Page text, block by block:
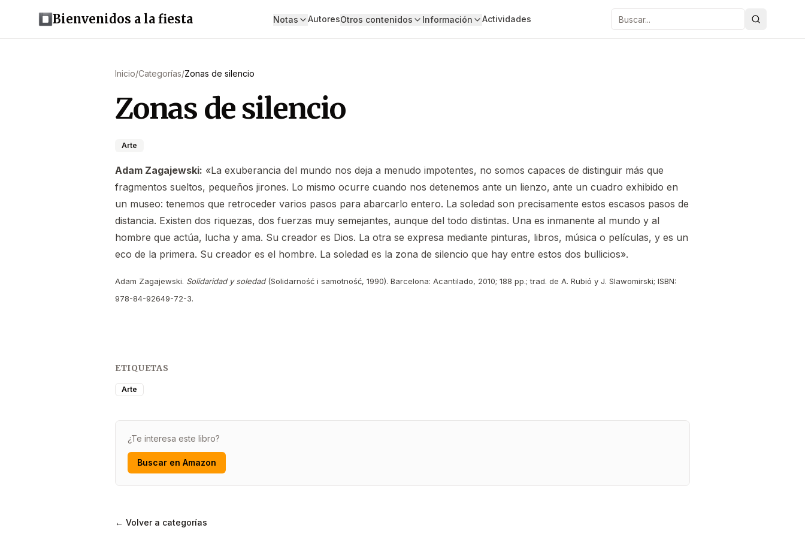
Bienvenidos a la fiesta Notas AutoresOtros contenidos Información Actividades Buscar
Inicio/Categorías/Zonas de silencio
Zonas de silencio
Arte
Adam Zagajewski: «La exuberancia del mundo nos deja a menudo impotentes, no somos capaces de distinguir más que
fragmentos sueltos, pequeños jirones. Lo mismo ocurre cuando nos detenemos ante un lienzo, ante un cuadro exhibido en
un museo: tenemos que retroceder varios pasos para abarcarlo entero. La soledad son precisamente estos escasos pasos de
distancia. Existen dos riquezas, dos fuerzas muy semejantes, aunque del todo distintas. Una es inmanente al mundo y al
hombre que actúa, lucha y ama. Su creador es Dios. La otra se expresa mediante pinturas, libros, música o películas, y es un
eco de la primera. Su creador es el hombre. La soledad es la zona de silencio que hay entre estos dos bullicios».
Adam Zagajewski. Solidaridad y soledad(Solidarność i samotność, 1990). Barcelona: Acantilado, 2010; 188 pp.; trad. de A. Rubió y J. Slawomirski; ISBN:
978-84-92649-72-3.
ETIQUETAS
Arte
¿Te interesa este libro?
Buscar en Amazon
← Volver a categorías